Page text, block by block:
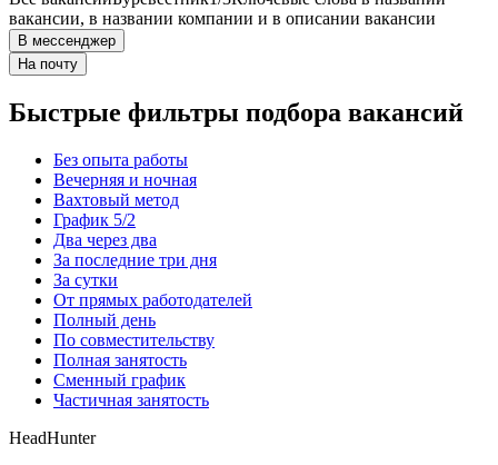
вакансии, в названии компании и в описании вакансии
В мессенджер
На почту
Быстрые фильтры подбора вакансий
Без опыта работы
Вечерняя и ночная
Вахтовый метод
График 5/2
Два через два
За последние три дня
За сутки
От прямых работодателей
Полный день
По совместительству
Полная занятость
Сменный график
Частичная занятость
HeadHunter